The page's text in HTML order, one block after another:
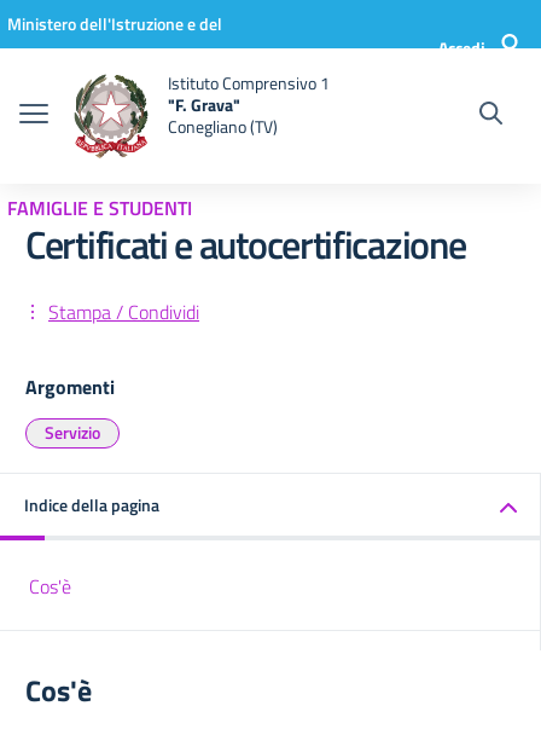
Vai ai contenuti
Vai al menu di navigazione
Vai al footer
Ministero dell'Istruzione e del
Accedi
Istituto Comprensivo 1
"F. Grava"
Conegliano (TV)
FAMIGLIE E STUDENTI
Certificati e autocertificazione
Stampa / Condividi
Argomenti
Servizio
Indice della pagina
Cos'è
Cos'è